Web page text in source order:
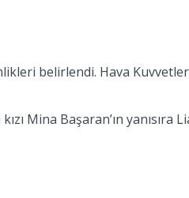
belirlendi. Hava
Mina Başaran’ın